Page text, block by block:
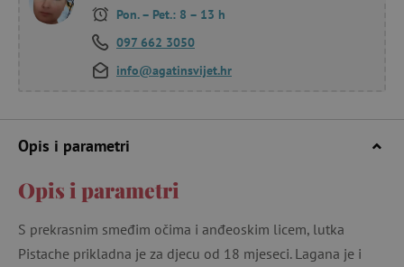
Pon. – Pet.: 8 – 13 h
097 662 3050
info@agatinsvijet.hr
Opis i parametri
Opis i parametri
S prekrasnim smeđim očima i anđeoskim licem, lutka
Pistache prikladna je za djecu od 18 mjeseci. Lagana je i